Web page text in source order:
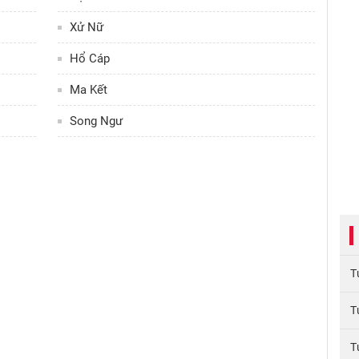
Xử Nữ
Hổ Cáp
Ma Kết
Song Ngư